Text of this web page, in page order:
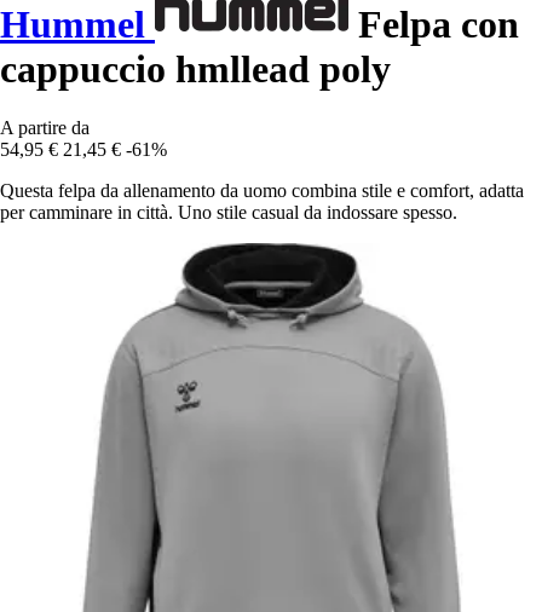
Hummel
Felpa con
cappuccio hmllead poly
A partire da
54,95 € 21,45 € -61%
Questa felpa da allenamento da uomo combina stile e comfort, adatta
per camminare in città. Uno stile casual da indossare spesso.